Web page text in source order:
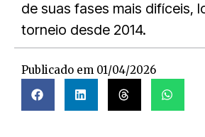
de suas fases mais difíceis,
torneio desde 2014.
Publicado em 01/04/2026